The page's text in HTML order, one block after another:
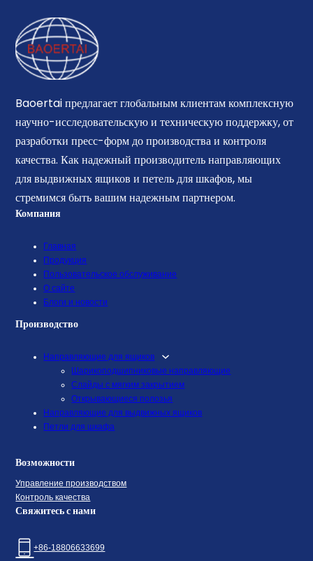
Baoertai предлагает глобальным клиентам комплексную
научно-исследовательскую и техническую поддержку, от
разработки пресс-форм до производства и контроля
качества. Как надежный производитель направляющих
для выдвижных ящиков и петель для шкафов, мы
стремимся быть вашим надежным партнером.
Компания
Главная
Продукция
Пользовательское обслуживание
О сайте
Блоги и новости
Производство
Направляющие для ящиков
Шарикоподшипниковые направляющие
Слайды с мягким закрытием
Открывающиеся полозья
Направляющие для выдвижных ящиков
Петли для шкафа
Возможности
Управление производством
Контроль качества
Свяжитесь с нами
+86-18806633699